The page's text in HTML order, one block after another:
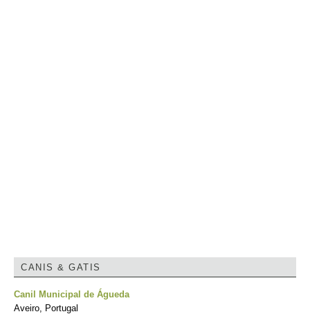
CANIS & GATIS
Canil Municipal de Águeda
Aveiro, Portugal